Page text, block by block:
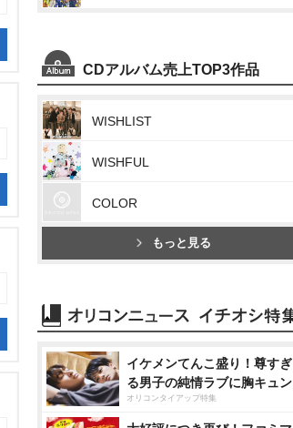
CDアルバム売上TOP3作品
WISHLIST
WISHFUL
COLOR
もっと見る
イケメンてんこ盛り！尊すぎ
る男子の純情ラブに胸キュン
オリコンタイアップ特集